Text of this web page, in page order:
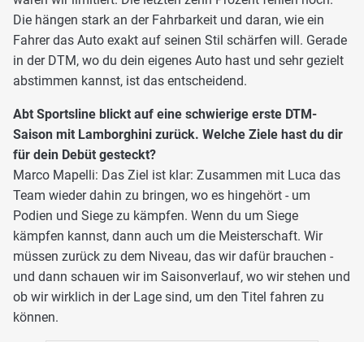
Die hängen stark an der Fahrbarkeit und daran, wie ein
Fahrer das Auto exakt auf seinen Stil schärfen will. Gerade
in der DTM, wo du dein eigenes Auto hast und sehr gezielt
abstimmen kannst, ist das entscheidend.
Abt Sportsline blickt auf eine schwierige erste DTM-
Saison mit Lamborghini zurück. Welche Ziele hast du dir
für dein Debüt gesteckt?
Marco Mapelli: Das Ziel ist klar: Zusammen mit Luca das
Team wieder dahin zu bringen, wo es hingehört - um
Podien und Siege zu kämpfen. Wenn du um Siege
kämpfen kannst, dann auch um die Meisterschaft. Wir
müssen zurück zu dem Niveau, das wir dafür brauchen -
und dann schauen wir im Saisonverlauf, wo wir stehen und
ob wir wirklich in der Lage sind, um den Titel fahren zu
können.